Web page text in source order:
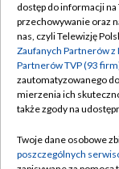
Abonament
Emisja w TVP
Centrum
Naziemna
Rada
dostęp do informacji
przechowywanie oraz
nas, czyli Telewizję
Zaufanych Partnerów z
Partnerów TVP (93
zautomatyzowanego
mierzenia ich
także zgody na
Twoje dane osobowe
poszczególnych